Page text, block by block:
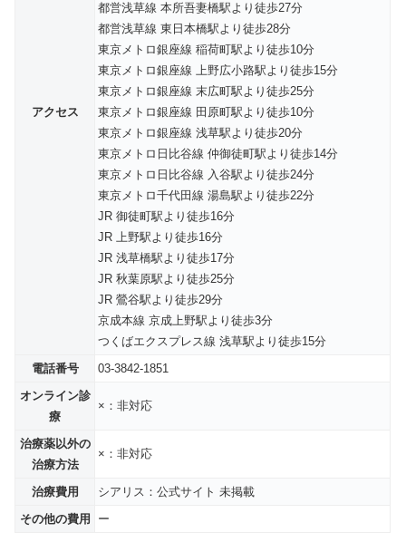
アクセス
都営浅草線 本所吾妻橋駅より徒歩27分
都営浅草線 東日本橋駅より徒歩28分
東京メトロ銀座線 稲荷町駅より徒歩10分
東京メトロ銀座線 上野広小路駅より徒歩15分
東京メトロ銀座線 末広町駅より徒歩25分
東京メトロ銀座線 田原町駅より徒歩10分
東京メトロ銀座線 浅草駅より徒歩20分
東京メトロ日比谷線 仲御徒町駅より徒歩14分
東京メトロ日比谷線 入谷駅より徒歩24分
東京メトロ千代田線 湯島駅より徒歩22分
JR 御徒町駅より徒歩16分
JR 上野駅より徒歩16分
JR 浅草橋駅より徒歩17分
JR 秋葉原駅より徒歩25分
JR 鶯谷駅より徒歩29分
京成本線 京成上野駅より徒歩3分
つくばエクスプレス線 浅草駅より徒歩15分
電話番号
03-3842-1851
オンライン診
療
×：非対応
治療薬以外の
治療方法
×：非対応
治療費用
シアリス：公式サイト 未掲載
その他の費用
ー